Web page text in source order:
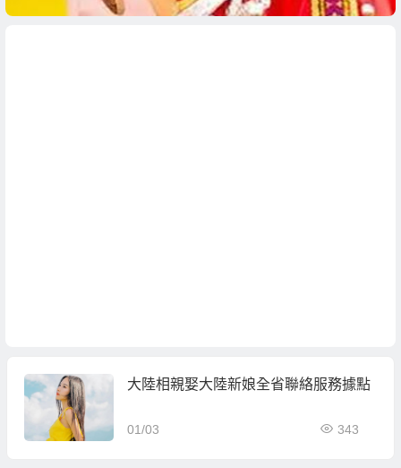
大陸相親娶大陸新娘全省聯絡服務據點
01/03 343